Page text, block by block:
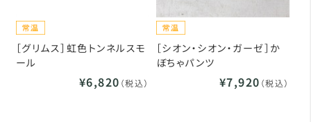
［グリムス］虹色トンネルスモ
ール
¥6,820 （税込）
［シオン・シオン・ガーゼ］か
ぼちゃパンツ
¥7,920 （税込）